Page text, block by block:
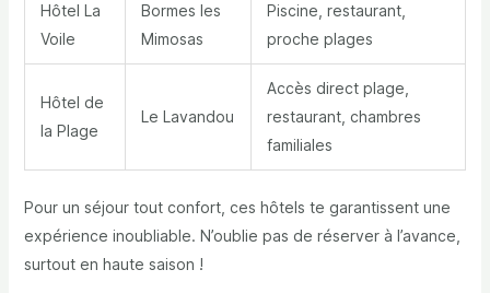
Hôtel La
Voile
Bormes les
Mimosas
Piscine, restaurant,
proche plages
Hôtel de
la Plage
Le Lavandou
Accès direct plage,
restaurant, chambres
familiales
Pour un séjour tout confort, ces hôtels te garantissent une
expérience inoubliable. N’oublie pas de réserver à l’avance,
surtout en haute saison !